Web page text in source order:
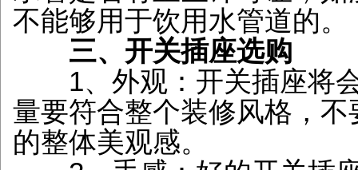
不能够用于饮用水管道的。
三、开关插座选购
1、外观：开关插座将会
量要符合整个装修风格，
的整体美观感。